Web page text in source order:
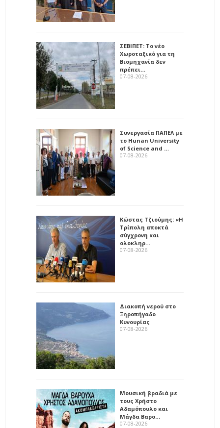
ΣΕΒΙΠΕΤ: Το νέο
Χωροταξικό για τη
Βιομηχανία δεν
πρέπει…
07-08-2026
Συνεργασία ΠΑΠΕΛ με
το Hunan University
of Science and …
07-08-2026
Κώστας Τζιούμης: «Η
Τρίπολη αποκτά
σύγχρονη και
ολοκληρ…
07-08-2026
Διακοπή νερού στο
Ξηροπήγαδο
Κυνουρίας
07-08-2026
Μουσική βραδιά με
τους Χρήστο
Αδαμόπουλο και
Μάγδα Βαρο…
07-08-2026